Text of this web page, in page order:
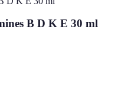
B D K E 30 ml